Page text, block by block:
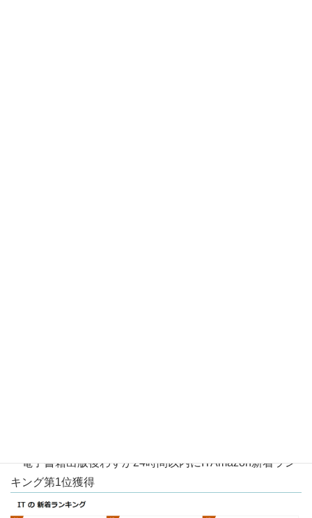
・電子書籍出版後わずか24時間以内にITAmazon新着ラン
キング第1位獲得